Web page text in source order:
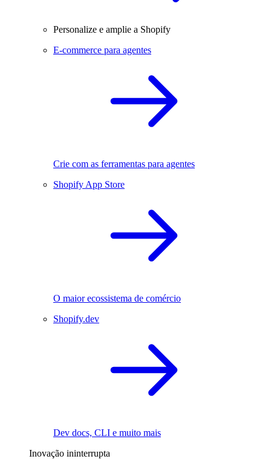
Personalize e amplie a Shopify
E-commerce para agentes
Crie com as ferramentas para agentes
Shopify App Store
O maior ecossistema de comércio
Shopify.dev
Dev docs, CLI e muito mais
Inovação ininterrupta